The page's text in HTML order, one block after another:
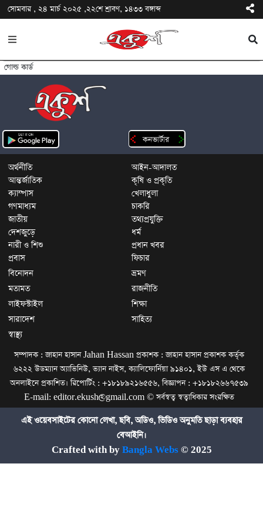
সোমবার , ২৪ মার্চ ২০২৫ ,২২শে শ্রাবণ, ১৪৩৩ বঙ্গাব্দ
গোল্ড কার্ড
অর্থনীতি
আইন-আদালত
আন্তর্জাতিক
কৃষি ও প্রকৃতি
ক্যাম্পাস
খেলাধুলা
গণমাধ্যম
চাকরি
জাতীয়
তথ্যপ্রযুক্তি
দেশজুড়ে
ধর্ম
নারী ও শিশু
প্রধান খবর
প্রবাস
ফিচার
বিনোদন
ভ্রমণ
মতামত
রাজনীতি
লাইফস্টাইল
শিক্ষা
সারাদেশ
সাহিত্য
স্বাস্থ্য
সম্পাদক : জাহান হাসান Jahan Hassan প্রকাশক : জাহান হাসান প্রকাশক কর্তৃক
৬২২২ উডম্যান অ্যাভিনিউ, ভ্যান নাইস, ক্যালিফোর্নিয়া ৯১৪০১, ইউ এস এ থেকে
অনলাইনে প্রকাশিত। রিপোর্টিং : +১৮১৮৯২১৬৫৫৬, বিজ্ঞাপন : +১৮১৮২৬৬৭৫৩৯
E-mail: editor.ekush@gmail.com © সর্বস্বত্ব স্বত্বাধিকার সংরক্ষিত
এই ওয়েবসাইটের কোনো লেখা, ছবি, অডিও, ভিডিও অনুমতি ছাড়া ব্যবহার
বেআইনি।
Crafted with by Bangla Webs© 2025